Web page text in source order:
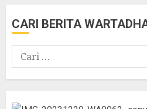
CARI BERITA
Cari
untuk: